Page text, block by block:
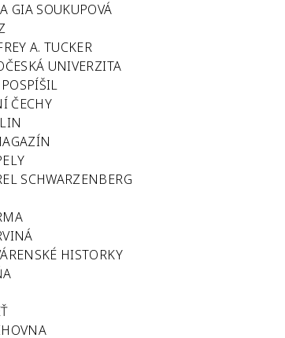
GIA SOUKUPOVÁ
A. TUCKER
UNIVERZITA
POSPÍŠIL
ČECHY
SCHWARZENBERG
HISTORKY